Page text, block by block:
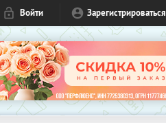
Войти Зарегистрироваться